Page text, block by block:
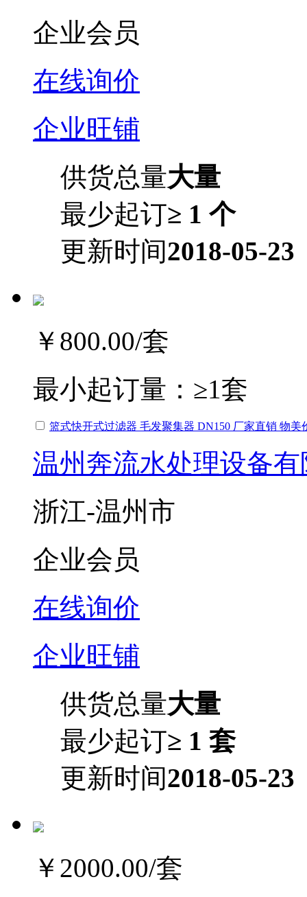
企业会员
在线询价
企业旺铺
供货总量大量
最少起订≥ 1 个
更新时间2018-05-23
￥800.00/套
最小起订量： ≥1套
篮式快开式过滤器 毛发聚集器 DN150 厂家直销 物美
温州奔流水处理设备
浙江-温州市
企业会员
在线询价
企业旺铺
供货总量大量
最少起订≥ 1 套
更新时间2018-05-23
￥2000.00/套